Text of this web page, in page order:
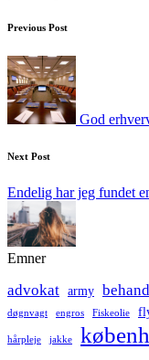
Post
navigation
Previous Post
God
Next Post
Endelig har jeg fundet
Emner
advokat army
døgnvagt engros Fiskeolie
hårpleje jakke